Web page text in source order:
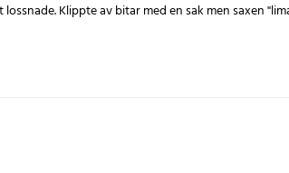
Klippte av bitar med en sak men saxen